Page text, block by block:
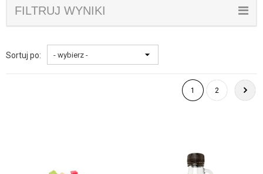
FILTRUJ WYNIKI
Sortuj po:
1 2